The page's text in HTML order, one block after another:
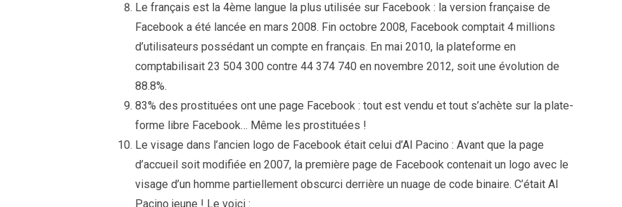
Le français est la 4ème langue la plus utilisée sur Facebook : la version française de
Facebook a été lancée en mars 2008. Fin octobre 2008, Facebook comptait 4 millions
d’utilisateurs possédant un compte en français. En mai 2010, la plateforme en
comptabilisait 23 504 300 contre 44 374 740 en novembre 2012, soit une évolution de
88.8%.
83% des prostituées ont une page Facebook : tout est vendu et tout s’achète sur la plate-
forme libre Facebook… Même les prostituées !
Le visage dans l’ancien logo de Facebook était celui d’Al Pacino : Avant que la page
d’accueil soit modifiée en 2007, la première page de Facebook contenait un logo avec le
visage d’un homme partiellement obscurci derrière un nuage de code binaire. C’était Al
Pacino jeune ! Le voici :